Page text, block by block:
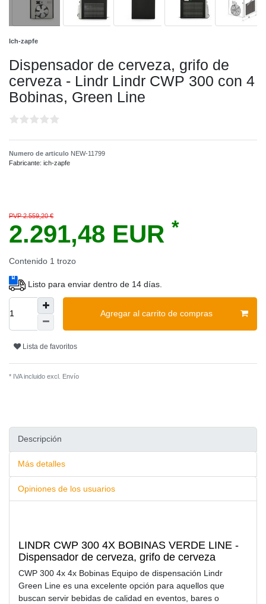
Ich-zapfe
Dispensador de cerveza, grifo de
cerveza - Lindr Lindr CWP 300 con 4
Bobinas, Green Line
Numero de articulo NEW-11799
Fabricante: ich-zapfe
PVP 2.559,20 €
2.291,48 EUR *
Contenido 1 trozo
Listo para enviar dentro de 14 días.
Agregar al carrito de compras
Lista de favoritos
* IVA incluido excl. Envío
Descripción
Más detalles
Opiniones de los usuarios
LINDR CWP 300 4X BOBINAS VERDE LINE -
Dispensador de cerveza, grifo de cerveza
CWP 300 4x 4x Bobinas Equipo de dispensación Lindr
Green Line es una excelente opción para aquellos que
buscan servir bebidas de calidad en eventos, bares o